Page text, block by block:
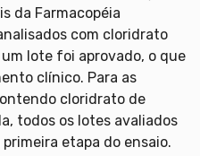
da Farmacopéia
com cloridrato
lote foi aprovado, o que
clínico. Para as
cloridrato de
todos os lotes avaliados
etapa do ensaio.